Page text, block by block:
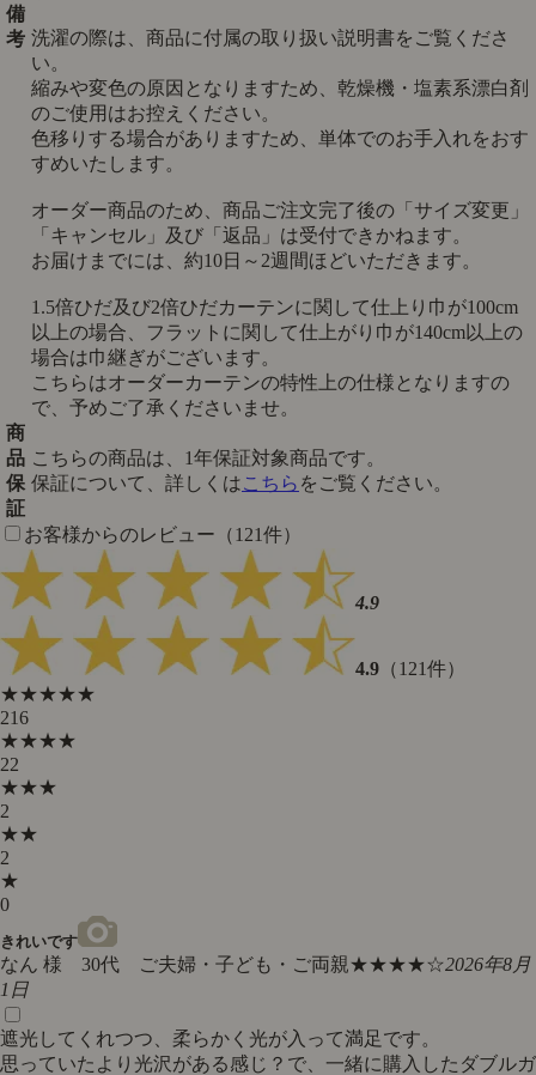
備
考 洗濯の際は、商品に付属の取り扱い説明書をご覧くださ
い。
縮みや変色の原因となりますため、乾燥機・塩素系漂白剤
のご使用はお控えください。
色移りする場合がありますため、単体でのお手入れをおす
すめいたします。
オーダー商品のため、商品ご注文完了後の「サイズ変更」
「キャンセル」及び「返品」は受付できかねます。
お届けまでには、約10日～2週間ほどいただきます。
1.5倍ひだ及び2倍ひだカーテンに関して仕上り巾が100cm
以上の場合、フラットに関して仕上がり巾が140cm以上の
場合は巾継ぎがございます。
こちらはオーダーカーテンの特性上の仕様となりますの
で、予めご了承くださいませ。
商
品
保
証
こちらの商品は、1年保証対象商品です。
保証について、詳しくはこちら をご覧ください。
お客様からのレビュー（121件）
4.9
4.9 （121件）
★★★★★
216
★★★★
22
★★★
2
★★
2
★
0
きれいです
なん 様 30代 ご夫婦・子ども・ご両親★★★★☆2026年8月
1日
遮光してくれつつ、柔らかく光が入って満足です。
思っていたより光沢がある感じ？で、一緒に購入したダブルガ